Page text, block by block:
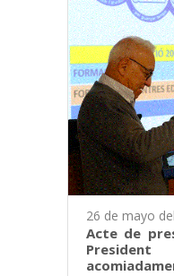
26 de mayo
Acte de